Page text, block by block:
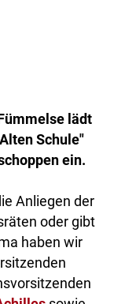
lädt
Schule"
ein.
Anliegen der
oder gibt
haben wir